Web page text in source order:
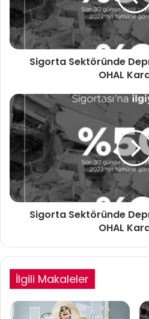
Sigorta Sektöründe
OHAL
Sigorta Sektöründe
OHAL
İlgili Makaleler